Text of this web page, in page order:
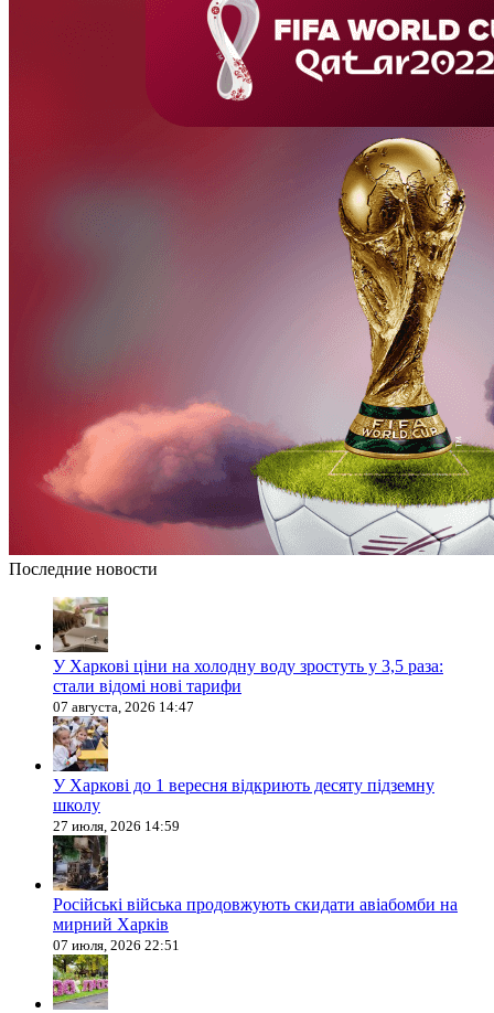
Последние новости
У Харкові ціни на холодну воду зростуть у 3,5 раза:
стали відомі нові тарифи
07 августа, 2026 14:47
У Харкові до 1 вересня відкриють десяту підземну
школу
27 июля, 2026 14:59
Російські війська продовжують скидати авіабомби на
мирний Харків
07 июля, 2026 22:51